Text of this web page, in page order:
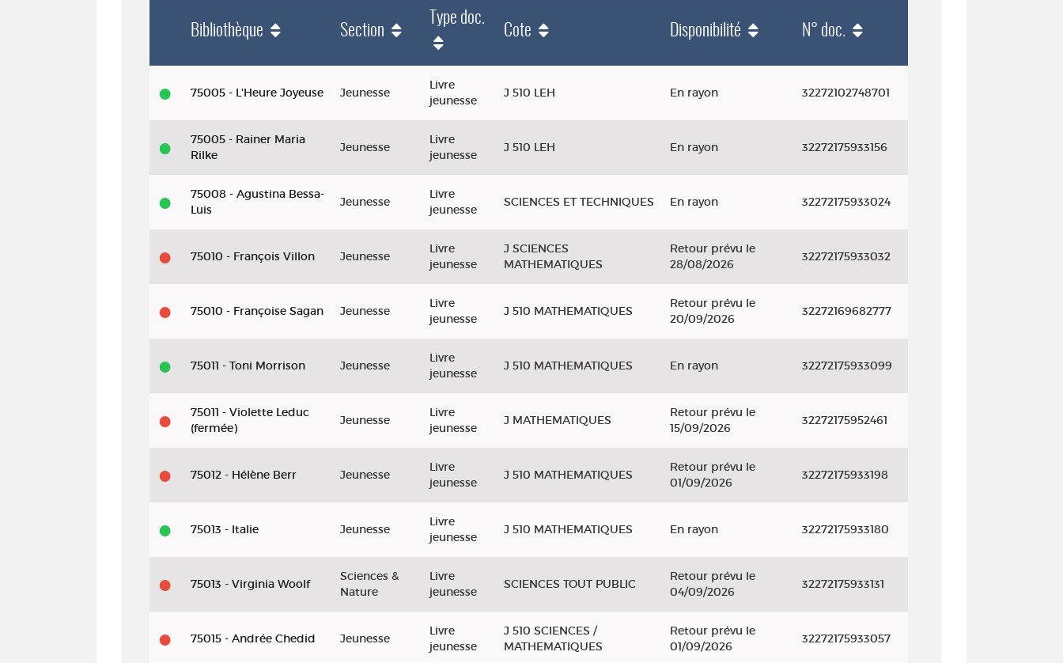
2025
L'univers
nombre
qui
tout
monde
Bibliothèque Section
Type doc.
Cote Disponibilité N° doc.
75005 - L'Heure Joyeuse Jeunesse
Livre
jeunesse
J 510 LEH En rayon 32272102748701
75005 - Rainer Maria
Rilke
Jeunesse
Livre
jeunesse
J 510 LEH En rayon 32272175933156
75008 - Agustina Bessa-
Luis
Jeunesse
Livre
jeunesse
SCIENCES ET TECHNIQUES En rayon 32272175933024
75010 - François Villon Jeunesse
Livre
jeunesse
J SCIENCES
MATHEMATIQUES
Retour prévu le
28/08/2026
32272175933032
75010 - Françoise Sagan Jeunesse
Livre
jeunesse
J 510 MATHEMATIQUES
Retour prévu le
20/09/2026
32272169682777
75011 - Toni Morrison Jeunesse
Livre
jeunesse
J 510 MATHEMATIQUES En rayon 32272175933099
75011 - Violette Leduc
(fermée)
Jeunesse
Livre
jeunesse
J MATHEMATIQUES
Retour prévu le
15/09/2026
32272175952461
75012 - Hélène Berr Jeunesse
Livre
jeunesse
J 510 MATHEMATIQUES
Retour prévu le
01/09/2026
32272175933198
75013 - Italie Jeunesse
Livre
jeunesse
J 510 MATHEMATIQUES En rayon 32272175933180
75013 - Virginia Woolf
Sciences &
Nature
Livre
jeunesse
SCIENCES TOUT PUBLIC
Retour prévu le
04/09/2026
32272175933131
75015 - Andrée Chedid Jeunesse
Livre
jeunesse
J 510 SCIENCES /
MATHEMATIQUES
Retour prévu le
01/09/2026
32272175933057